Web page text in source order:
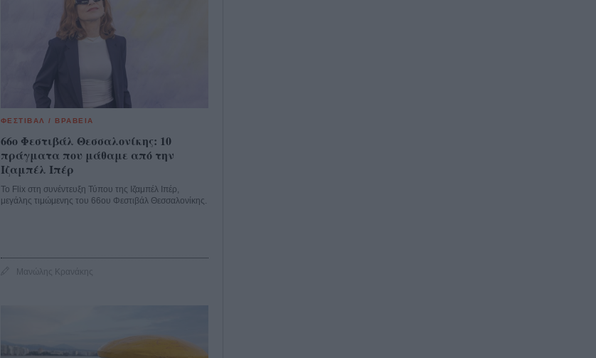
ΦΕΣΤΙΒΑΛ / ΒΡΑΒΕΙΑ
66o Φεστιβάλ Θεσσαλονίκης: 10
πράγματα που μάθαμε από την
Ιζαμπέλ Ιπέρ
Το Flix στη συνέντευξη Τύπου της Ιζαμπέλ Ιπέρ,
μεγάλης τιμώμενης του 66ου Φεστιβάλ Θεσσαλονίκης.
Μανώλης Κρανάκης